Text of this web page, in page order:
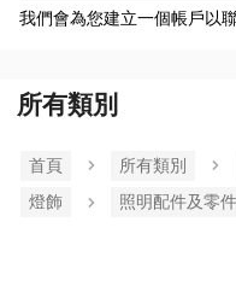
我們會為您建立一個帳戶以
所有類別
首頁 所有類別
燈飾
照明配件及零件